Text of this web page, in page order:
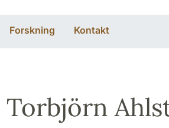
Forskning Kontakt
Torbjörn